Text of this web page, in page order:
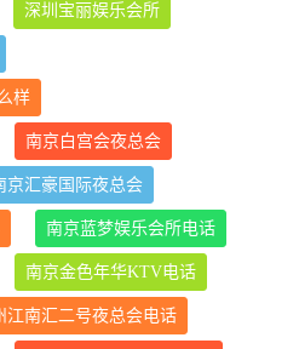
深圳宝丽娱乐会所
样
南京白宫会夜总会
京汇豪国际夜总会
南京蓝梦娱乐会所电话
南京金色年华KTV电话
江南汇二号夜总会电话